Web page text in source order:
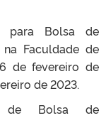
para Bolsa de
Faculdade de
de fevereiro de
de 2023.
de Bolsa de